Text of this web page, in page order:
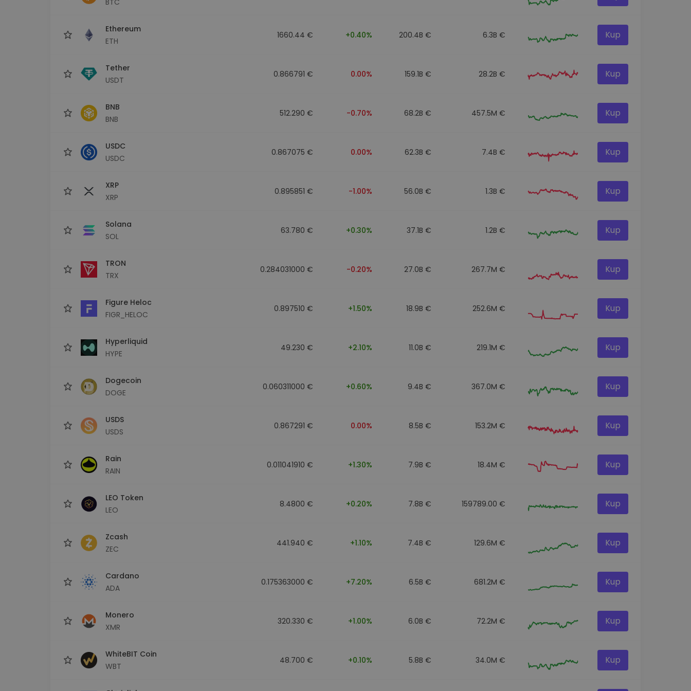
Ethereum
ETH
1660.44 € +0.40% 200.4B € 6.3B € Kup
Tether
USDT
0.866791 € 0.00% 159.1B € 28.2B € Kup
BNB
BNB
512.290 € -0.70% 68.2B € 457.5M € Kup
USDC
USDC
0.867075 € 0.00% 62.3B € 7.4B € Kup
XRP
XRP
0.895851 € -1.00% 56.0B € 1.3B € Kup
Solana
SOL
63.780 € +0.30% 37.1B € 1.2B € Kup
TRON
TRX
0.284031000 € -0.20% 27.0B € 267.7M € Kup
Figure Heloc
FIGR_HELOC
0.897510 € +1.50% 18.9B € 252.6M € Kup
Hyperliquid
HYPE
49.230 € +2.10% 11.0B € 219.1M € Kup
Dogecoin
DOGE
0.060311000 € +0.60% 9.4B € 367.0M € Kup
USDS
USDS
0.867291 € 0.00% 8.5B € 153.2M € Kup
Rain
RAIN
0.011041910 € +1.30% 7.9B € 18.4M € Kup
LEO Token
LEO
8.4800 € +0.20% 7.8B € 159789.00 € Kup
Zcash
ZEC
441.940 € +1.10% 7.4B € 129.6M € Kup
Cardano
ADA
0.175363000 € +7.20% 6.5B € 681.2M € Kup
Monero
XMR
320.330 € +1.00% 6.0B € 72.2M € Kup
WhiteBIT Coin
WBT
48.700 € +0.10% 5.8B € 34.0M € Kup